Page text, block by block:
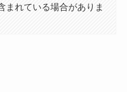
まれている場合がありま